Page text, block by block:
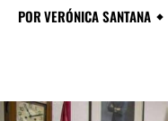
PORVERÓNICA SANTANA